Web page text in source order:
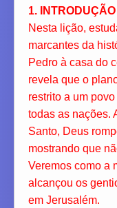
1. INTRODUÇÃO
Nesta lição,
marcantes da
Pedro à casa do
revela que o
restrito a um
todas as nações.
Santo, Deus
mostrando que
Veremos como a
alcançou os
em Jerusalém.